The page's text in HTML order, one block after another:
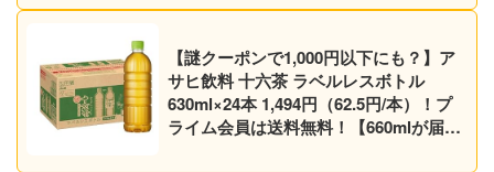
【謎クーポンで1,000円以下にも？】ア
サヒ飲料 十六茶 ラベルレスボトル
630ml×24本 1,494円（62.5円/本）！プ
ライム会員は送料無料！【660mlが届く